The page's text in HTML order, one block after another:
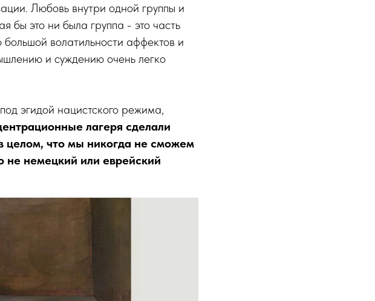
Любовь внутри одной группы и
бы это ни была группа - это часть
волатильности аффектов и
и суждению очень легко
эгидой нацистского режима,
лагеря сделали
целом, что мы никогда не сможем
не немецкий или еврейский